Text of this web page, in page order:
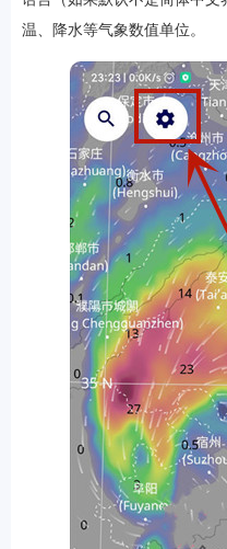
小游戏 恋爱养成沙盒
益智休闲冒险解谜街机格斗
影音播放游戏辅助摄
新闻阅读考试学习AI软件
温、降水等气象数值单位。